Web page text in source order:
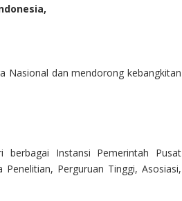
Nasional dan mendorong kebangkitan
berbagai Instansi Pemerintah Pusat
Perguruan Tinggi, Asosiasi,